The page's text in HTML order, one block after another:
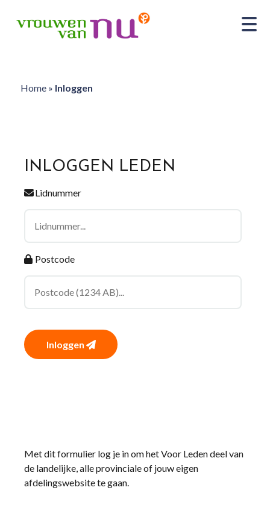
Home» Inloggen
INLOGGEN LEDEN
Lidnummer
Postcode
Inloggen
Met dit formulier log je in om het Voor Leden deel van
de landelijke, alle provinciale of jouw eigen
afdelingswebsite te gaan.